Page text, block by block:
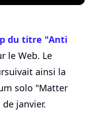
du titre "Anti
le Web. Le
ainsi la
solo "Matter
janvier.